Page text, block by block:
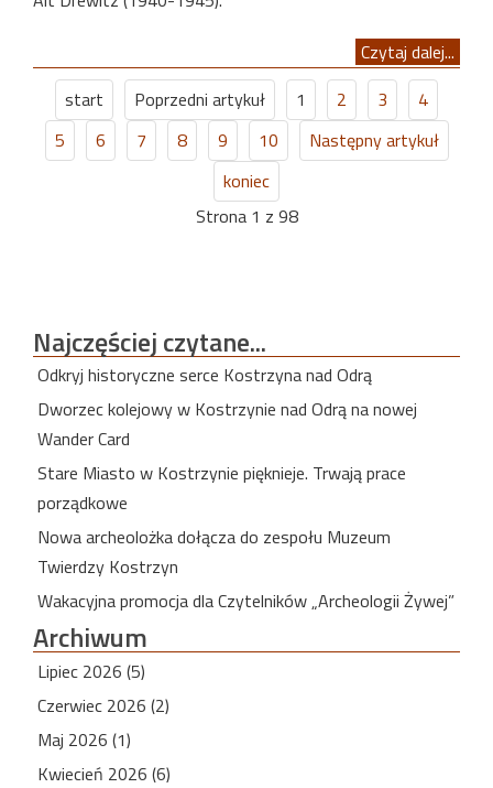
Czytaj dalej...
start
Poprzedni artykuł 1 2 3
4
5
6 7 8 9 10
Następny artykuł
koniec
Strona 1 z 98
Najczęściejczytane...
Odkryj historyczne serce Kostrzyna nad Odrą
Dworzec kolejowy w Kostrzynie nad Odrą na nowej
Wander Card
Stare Miasto w Kostrzynie pięknieje. Trwają prace
porządkowe
Nowa archeolożka dołącza do zespołu Muzeum
Twierdzy Kostrzyn
Wakacyjna promocja dla Czytelników „Archeologii Żywej”
Archiwum
Lipiec 2026 (5)
Czerwiec 2026 (2)
Maj 2026 (1)
Kwiecień 2026 (6)